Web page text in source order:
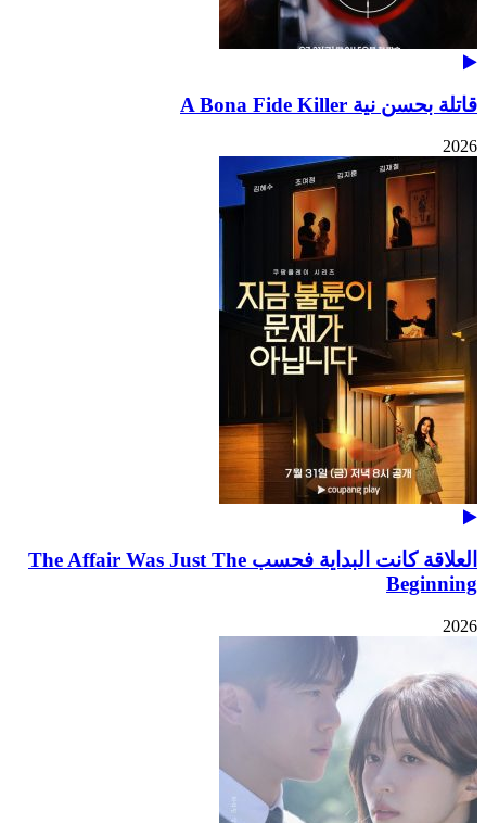
قاتلة بحسن نية A Bona Fide Killer
2026
العلاقة كانت البداية فحسب The Affair Was Just The
Beginning
2026